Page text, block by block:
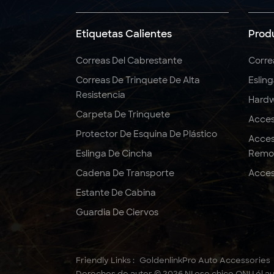
10000LBS x 10'
correas de amarre
con trinquete correas
de poliéster
5:1 6: 1 7:1 Eslinga de
correas de eslinga de
elevación de poliéster
5:1 6:1 7:1 Eslinga
3T
Correas de trinquete
de 2" x 10000 LBS x 27
Etiquetas Calientes
Correas Del Cabrestante
Correas De Trinquete De Alta
Resistencia
Carpeta De Trinquete
Protector De Esquina De Plástico
Eslinga De Cincha
Cadena De Transporte
Estante De Cabina
Guardia De Ciervos
Friendly Links : GoldenlinkPro Auto Accessories